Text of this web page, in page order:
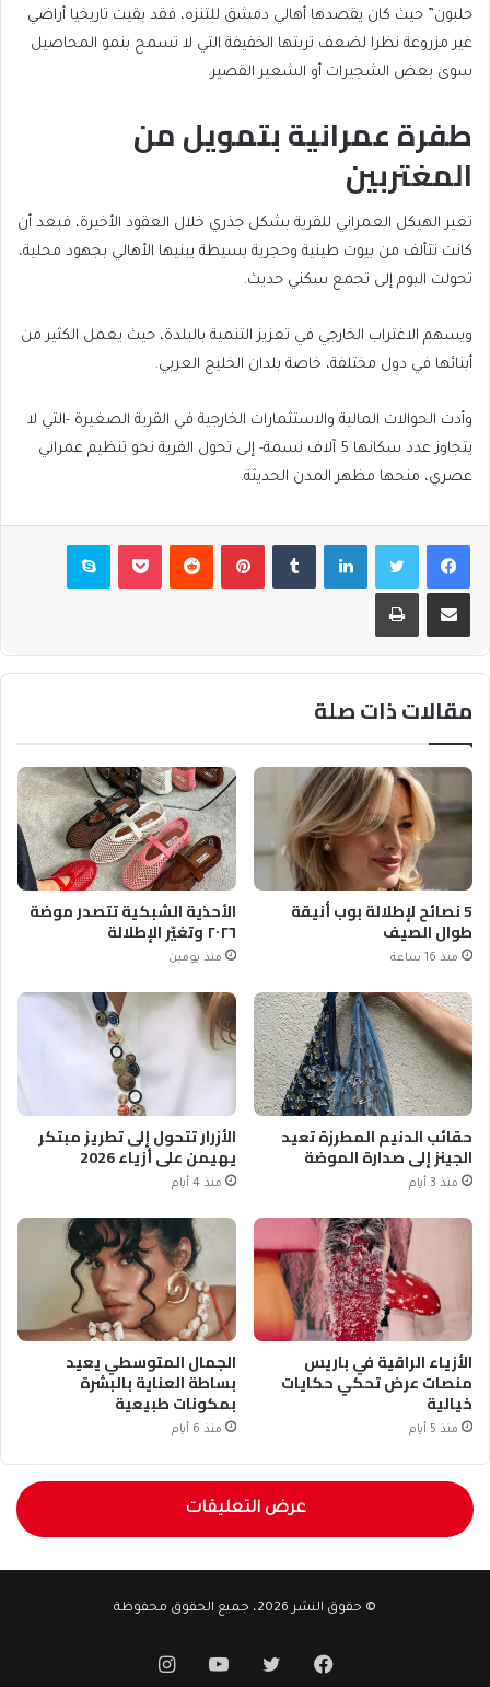
حلبون” حيث كان يقصدها أهالي دمشق للتنزه، فقد بقيت تاريخيا أراضي
غير مزروعة نظرا لضعف تربتها الخفيفة التي لا تسمح بنمو المحاصيل
سوى بعض الشجيرات أو الشعير القصير.
طفرة عمرانية بتمويل من
المغتربين
تغير الهيكل العمراني للقرية بشكل جذري خلال العقود الأخيرة، فبعد أن
كانت تتألف من بيوت طينية وحجرية بسيطة يبنيها الأهالي بجهود محلية،
تحولت اليوم إلى تجمع سكني حديث.
ويسهم الاغتراب الخارجي في تعزيز التنمية بالبلدة، حيث يعمل الكثير من
أبنائها في دول مختلفة، خاصة بلدان الخليج العربي.
وأدت الحوالات المالية والاستثمارات الخارجية في القرية الصغيرة -التي لا
يتجاوز عدد سكانها 5 آلاف نسمة- إلى تحول القرية نحو تنظيم عمراني
عصري، منحها مظهر المدن الحديثة.
فيسبوكتويتر لينكدإن بينتيريست بوكيت سكايب
مشاركة عبر البريد طباعة
مقالات ذات صلة
5 نصائح لإطلالة بوب أنيقة
طوال الصيف
منذ 16 ساعة
الأحذية الشبكية تتصدر موضة
٢٠٢٦ وتغيّر الإطلالة
منذ يومين
حقائب الدنيم المطرزة تعيد
الجينز إلى صدارة الموضة
منذ 3 أيام
الأزرار تتحول إلى تطريز مبتكر
يهيمن على أزياء 2026
منذ 4 أيام
الأزياء الراقية في باريس
منصات عرض تحكي حكايات
خيالية
منذ 5 أيام
الجمال المتوسطي يعيد
بساطة العناية بالبشرة
بمكونات طبيعية
منذ 6 أيام
عرض التعليقات
© حقوق النشر 2026، جميع الحقوق محفوظة
فيسبوكتويتر يوتيوبانستقرام